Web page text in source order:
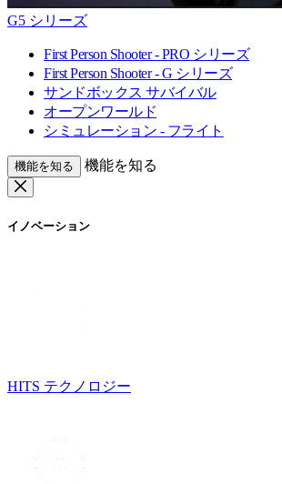
G5 シリーズ
First Person Shooter - PRO シリーズ
First Person Shooter - G シリーズ
サンドボックス サバイバル
オープンワールド
シミュレーション - フライト
機能を知る 機能を知る
イノベーション
HITS テクノロジー